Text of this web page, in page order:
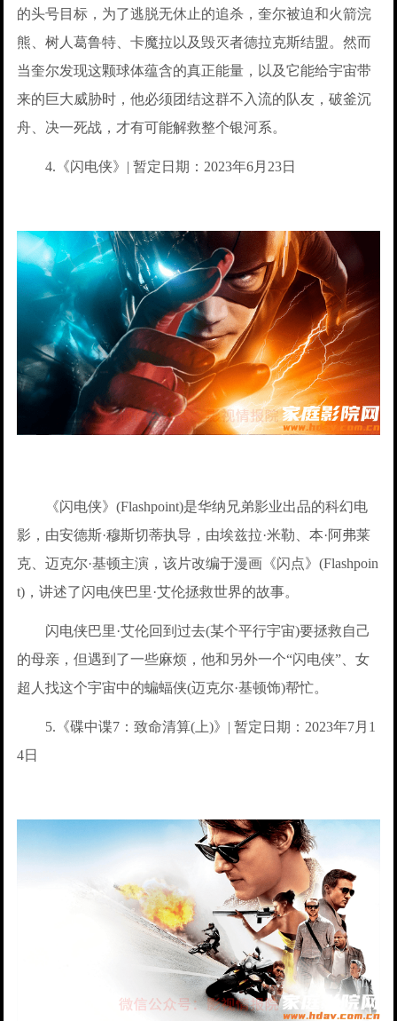
的头号目标，为了逃脱无休止的追杀，奎尔被迫和火箭浣
熊、树人葛鲁特、卡魔拉以及毁灭者德拉克斯结盟。然而
当奎尔发现这颗球体蕴含的真正能量，以及它能给宇宙带
来的巨大威胁时，他必须团结这群不入流的队友，破釜沉
舟、决一死战，才有可能解救整个银河系。
4.《闪电侠》| 暂定日期：2023年6月23日
《闪电侠》(Flashpoint)是华纳兄弟影业出品的科幻电
影，由安德斯·穆斯切蒂执导，由埃兹拉·米勒、本·阿弗莱
克、迈克尔·基顿主演，该片改编于漫画《闪点》(Flashpoin
t)，讲述了闪电侠巴里·艾伦拯救世界的故事。
闪电侠巴里·艾伦回到过去(某个平行宇宙)要拯救自己
的母亲，但遇到了一些麻烦，他和另外一个“闪电侠”、女
超人找这个宇宙中的蝙蝠侠(迈克尔·基顿饰)帮忙。
5.《碟中谍7：致命清算(上)》| 暂定日期：2023年7月1
4日